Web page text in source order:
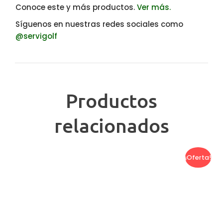
Conoce este y más productos.Ver más.
Síguenos en nuestras redes sociales como
@servigolf
Productos
relacionados
¡Oferta!